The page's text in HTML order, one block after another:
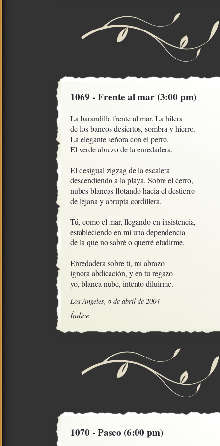
1069 - Frente al mar (3:00 pm)
La barandilla frente al mar. La hilera
de los bancos desiertos, sombra y hierro.
La elegante señora con el perro.
El verde abrazo de la enredadera.
El desigual zigzag de la escalera
descendiendo a la playa. Sobre el cerro,
nubes blancas flotando hacia el destierro
de lejana y abrupta cordillera.
Tú, como el mar, llegando en insistencia,
estableciendo en mí una dependencia
de la que no sabré o querré eludirme.
Enredadera sobre ti, mi abrazo
ignora abdicación, y en tu regazo
yo, blanca nube, intento diluirme.
Los Angeles, 6 de abril de 2004
Índice
1070 - Paseo (6:00 pm)